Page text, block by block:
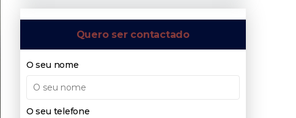
Quero ser contactado
O seu nome
O seu telefone